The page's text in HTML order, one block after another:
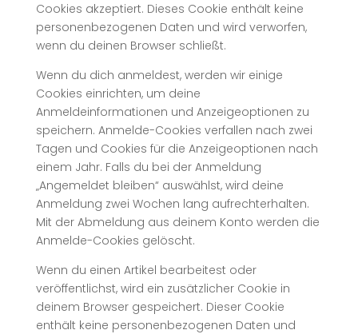
Cookies akzeptiert. Dieses Cookie enthält keine
personenbezogenen Daten und wird verworfen,
wenn du deinen Browser schließt.
Wenn du dich anmeldest, werden wir einige
Cookies einrichten, um deine
Anmeldeinformationen und Anzeigeoptionen zu
speichern. Anmelde-Cookies verfallen nach zwei
Tagen und Cookies für die Anzeigeoptionen nach
einem Jahr. Falls du bei der Anmeldung
„Angemeldet bleiben“ auswählst, wird deine
Anmeldung zwei Wochen lang aufrechterhalten.
Mit der Abmeldung aus deinem Konto werden die
Anmelde-Cookies gelöscht.
Wenn du einen Artikel bearbeitest oder
veröffentlichst, wird ein zusätzlicher Cookie in
deinem Browser gespeichert. Dieser Cookie
enthält keine personenbezogenen Daten und